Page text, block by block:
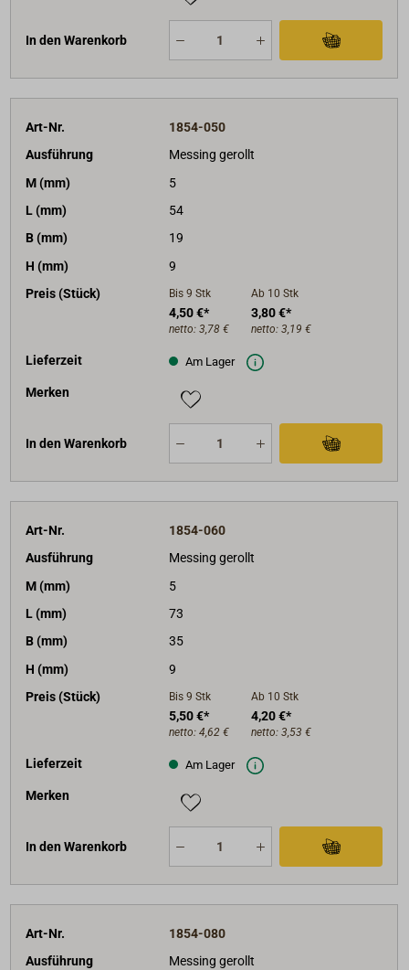
In den Warenkorb
Art-Nr.
1854-050
Ausführung
Messing gerollt
M (mm)
5
L (mm)
54
B (mm)
19
H (mm)
9
Preis (Stück)
Bis 9 Stk
4,50 €*
netto: 3,78 €
Ab 10 Stk
3,80 €*
netto: 3,19 €
Lieferzeit Am Lager
Merken
In den Warenkorb
Art-Nr.
1854-060
Ausführung
Messing gerollt
M (mm)
5
L (mm)
73
B (mm)
35
H (mm)
9
Preis (Stück)
Bis 9 Stk
5,50 €*
netto: 4,62 €
Ab 10 Stk
4,20 €*
netto: 3,53 €
Lieferzeit Am Lager
Merken
In den Warenkorb
Art-Nr.
1854-080
Ausführung
Messing gerollt